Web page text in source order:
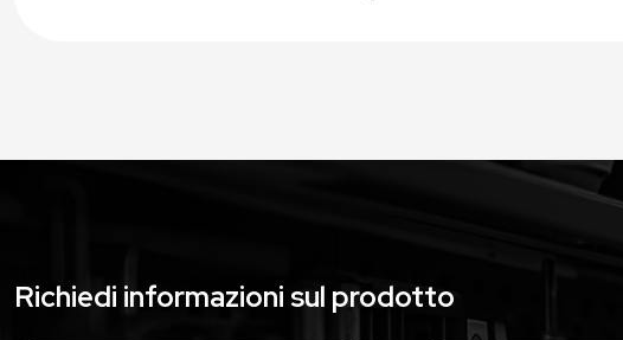
Richiedi informazioni sul prodotto